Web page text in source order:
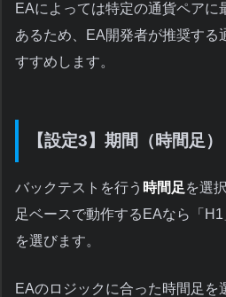
EAによっては特定の通貨ペアに
あるため、EA開発者が推奨する
すすめします。
【設定3】期間（時間足）
バックテストを行う 時間足 を選
足ベースで動作するEAなら「H1
を選びます。
EAのロジックに合った時間足を